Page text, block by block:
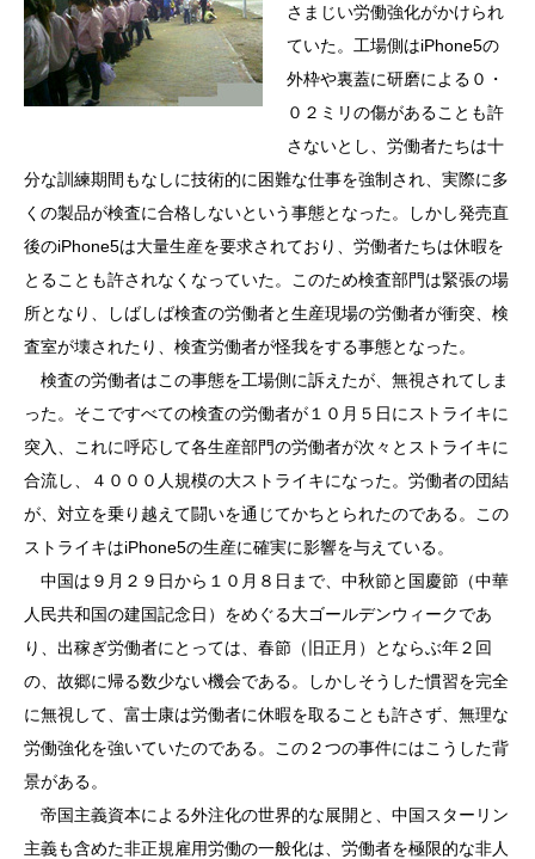
さまじい労働強化がかけられ
ていた。工場側はiPhone5の
外枠や裏蓋に研磨による０・
０２ミリの傷があることも許
さないとし、労働者たちは十
分な訓練期間もなしに技術的に困難な仕事を強制され、実際に多
くの製品が検査に合格しないという事態となった。しかし発売直
後のiPhone5は大量生産を要求されており、労働者たちは休暇を
とることも許されなくなっていた。このため検査部門は緊張の場
所となり、しばしば検査の労働者と生産現場の労働者が衝突、検
査室が壊されたり、検査労働者が怪我をする事態となった。
検査の労働者はこの事態を工場側に訴えたが、無視されてしま
った。そこですべての検査の労働者が１０月５日にストライキに
突入、これに呼応して各生産部門の労働者が次々とストライキに
合流し、４０００人規模の大ストライキになった。労働者の団結
が、対立を乗り越えて闘いを通じてかちとられたのである。この
ストライキはiPhone5の生産に確実に影響を与えている。
中国は９月２９日から１０月８日まで、中秋節と国慶節（中華
人民共和国の建国記念日）をめぐる大ゴールデンウィークであ
り、出稼ぎ労働者にとっては、春節（旧正月）とならぶ年２回
の、故郷に帰る数少ない機会である。しかしそうした慣習を完全
に無視して、富士康は労働者に休暇を取ることも許さず、無理な
労働強化を強いていたのである。この２つの事件にはこうした背
景がある。
帝国主義資本による外注化の世界的な展開と、中国スターリン
主義も含めた非正規雇用労働の一般化は、労働者を極限的な非人